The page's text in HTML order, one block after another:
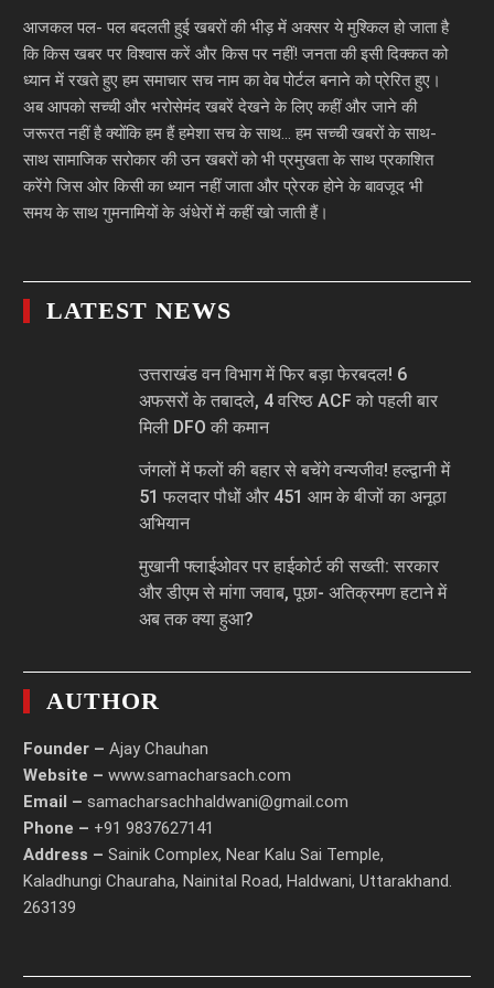
आजकल पल- पल बदलती हुई खबरों की भीड़ में अक्सर ये मुश्किल हो जाता है
कि किस खबर पर विश्वास करें और किस पर नहीं! जनता की इसी दिक्कत को
ध्यान में रखते हुए हम समाचार सच नाम का वेब पोर्टल बनाने को प्रेरित हुए।
अब आपको सच्ची और भरोसेमंद खबरें देखने के लिए कहीं और जाने की
जरूरत नहीं है क्योंकि हम हैं हमेशा सच के साथ… हम सच्ची खबरों के साथ-
साथ सामाजिक सरोकार की उन खबरों को भी प्रमुखता के साथ प्रकाशित
करेंगे जिस ओर किसी का ध्यान नहीं जाता और प्रेरक होने के बावजूद भी
समय के साथ गुमनामियों के अंधेरों में कहीं खो जाती हैं।
LATEST NEWS
उत्तराखंड वन विभाग में फिर बड़ा फेरबदल! 6
अफसरों के तबादले, 4 वरिष्ठ ACF को पहली बार
मिली DFO की कमान
जंगलों में फलों की बहार से बचेंगे वन्यजीव! हल्द्वानी में
51 फलदार पौधों और 451 आम के बीजों का अनूठा
अभियान
मुखानी फ्लाईओवर पर हाईकोर्ट की सख्ती: सरकार
और डीएम से मांगा जवाब, पूछा- अतिक्रमण हटाने में
अब तक क्या हुआ?
AUTHOR
Founder – Ajay Chauhan
Website – www.samacharsach.com
Email – samacharsachhaldwani@gmail.com
Phone – +91 9837627141
Address – Sainik Complex, Near Kalu Sai Temple,
Kaladhungi Chauraha, Nainital Road, Haldwani, Uttarakhand.
263139